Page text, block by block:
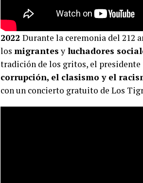
2022 Durante la ceremonia del 212
los migrantesy luchadores
tradición de los gritos, el presidente
corrupción, el clasismo y el
con un concierto gratuito de Los